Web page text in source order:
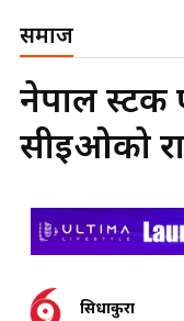
समाज
नेपाल स्टक
सीईओको
सिधाकुरा